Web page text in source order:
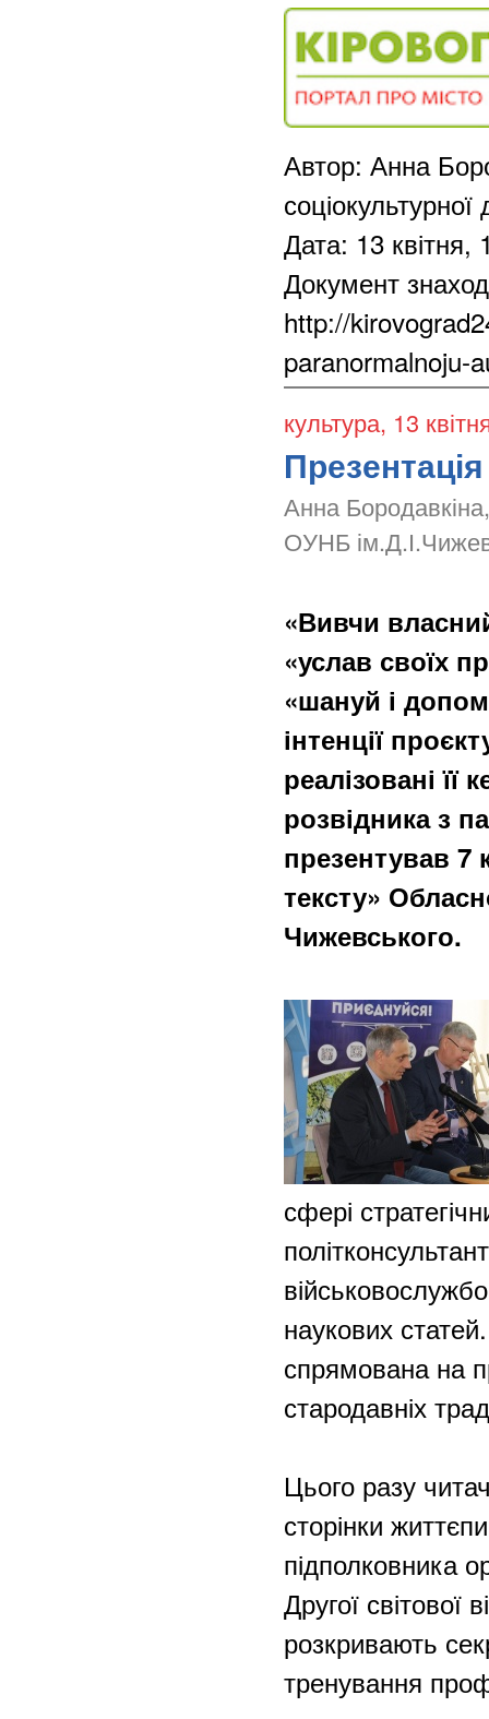
Автор: Анна
Дата: 13 квітня,
Документ
http://
paranormalnoju-
культура, 13
Анна Бородавкіна,
ОУНБ
«Вивчи
«услав своїх
«шануй і
інтенції
реалізовані
розвідника з
презентував 7
тексту»
Чижевського.
сфері
наукових
спрямована на
стародавніх
Цього разу
сторінки
підполковника
Другої світової
розкривають
тренування